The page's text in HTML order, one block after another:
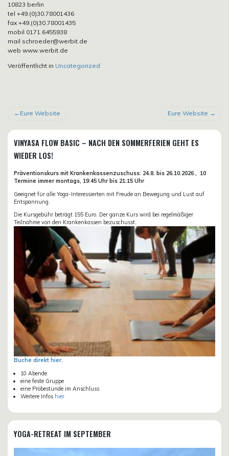
10823 berlin
tel +49.(0)30.78001436
fax +49.(0)30.78001435
mobil 0171.6455938
mail schroeder@werbit.de
web www.werbit.de
Veröffentlicht in Uncategorized
BEITRAGSNAVIGATION
Eure Website Eure Website
VINYASA FLOW BASIC – NACH DEN SOMMERFERIEN GEHT ES
WIEDER LOS!
Präventionskurs mit Krankenkassenzuschuss: 24.8. bis 26.10.2026 , 10
Termine immer montags, 19:45 Uhr bis 21:15 Uhr
Geeignet für alle Yoga-Interessierten mit Freude an Bewegung und Lust auf
Entspannung.
Die Kursgebühr beträgt 155 Euro. Der ganze Kurs wird bei regelmäßiger
Teilnahme von den Krankenkassen bezuschusst.
Buche direkt hier.
10 Abende
eine feste Gruppe
eine Probestunde im Anschluss
Weitere Infos hier
YOGA-RETREAT IM SEPTEMBER